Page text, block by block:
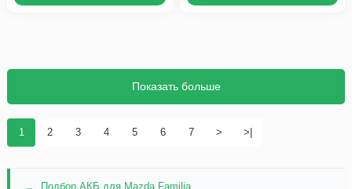
1 2 3 4 5 6 7 > >|
Показать больше
Подбор АКБ для Mazda Familia